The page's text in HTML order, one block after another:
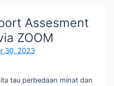
Assesment
ZOOM
30, 2023
tau perbedaan minat dan